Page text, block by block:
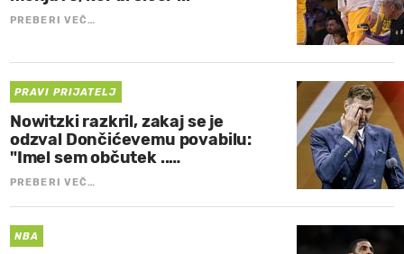
PREBERI VEČ…
PRAVI PRIJATELJ
Nowitzki razkril, zakaj se je
odzval Dončićevemu povabilu:
"Imel sem občutek ..…
PREBERI VEČ…
NBA